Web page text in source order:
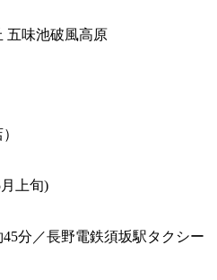
五味池破風高原
上旬)
分／長野電鉄須坂駅タクシー